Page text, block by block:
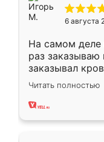
6 августа
На самом деле
раз
заказывал
ребёнка при
заказал шкаф-
хорошее
Читать полностью